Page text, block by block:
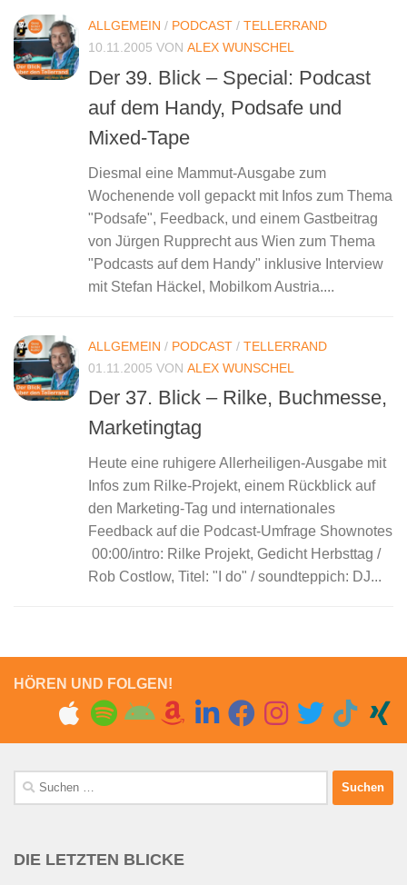
ALLGEMEIN / PODCAST / TELLERRAND
10.11.2005 VON ALEX WUNSCHEL
Der 39. Blick – Special: Podcast
auf dem Handy, Podsafe und
Mixed-Tape
Diesmal eine Mammut-Ausgabe zum
Wochenende voll gepackt mit Infos zum Thema
"Podsafe", Feedback, und einem Gastbeitrag
von Jürgen Rupprecht aus Wien zum Thema
"Podcasts auf dem Handy" inklusive Interview
mit Stefan Häckel, Mobilkom Austria....
ALLGEMEIN / PODCAST / TELLERRAND
01.11.2005 VON ALEX WUNSCHEL
Der 37. Blick – Rilke, Buchmesse,
Marketingtag
Heute eine ruhigere Allerheiligen-Ausgabe mit
Infos zum Rilke-Projekt, einem Rückblick auf
den Marketing-Tag und internationales
Feedback auf die Podcast-Umfrage Shownotes
00:00/intro: Rilke Projekt, Gedicht Herbsttag /
Rob Costlow, Titel: "I do" / soundteppich: DJ...
HÖREN UND FOLGEN!
Suchen
nach:
DIE LETZTEN BLICKE